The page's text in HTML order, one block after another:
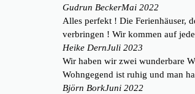
Gudrun BeckerMai 2022
Alles perfekt ! Die Ferienhäuser,
verbringen ! Wir kommen auf
Heike DernJuli 2023
Wir haben wir zwei wunderbare
Wohngegend ist ruhig und man
Björn BorkJuni 2022